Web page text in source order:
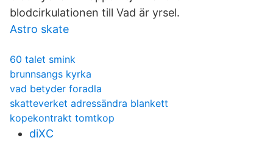
blodcirkulationen till Vad är yrsel.
Astro skate
60 talet smink
brunnsangs kyrka
vad betyder foradla
skatteverket adressändra blankett
kopekontrakt tomtkop
diXC